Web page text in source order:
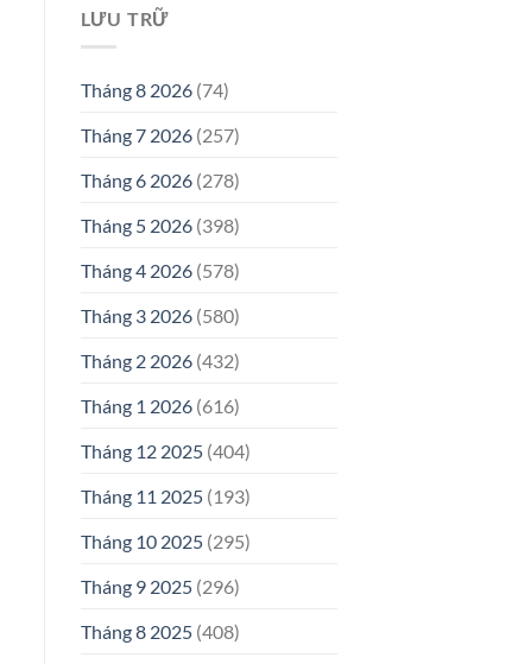
LƯU TRỮ
Tháng 8 2026(74)
Tháng 7 2026(257)
Tháng 6 2026(278)
Tháng 5 2026(398)
Tháng 4 2026(578)
Tháng 3 2026(580)
Tháng 2 2026(432)
Tháng 1 2026(616)
Tháng 12 2025(404)
Tháng 11 2025(193)
Tháng 10 2025(295)
Tháng 9 2025(296)
Tháng 8 2025(408)